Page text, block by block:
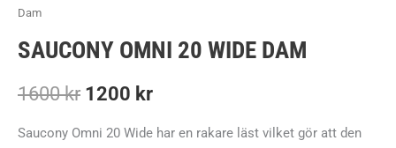
Dam
SAUCONY OMNI 20 WIDE DAM
1600kr Det
ursprungliga
1200 krDet
nuvarande
Saucony Omni 20 Wide har en rakare läst vilket gör att den